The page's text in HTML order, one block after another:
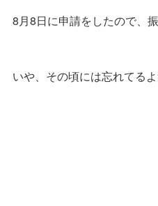
8月8日に申請をしたので、
いや、その頃には忘れてる